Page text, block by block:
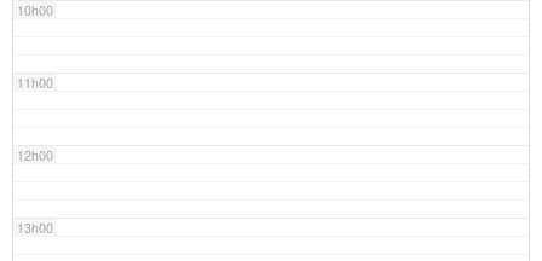
10h00
11h00
12h00
13h00